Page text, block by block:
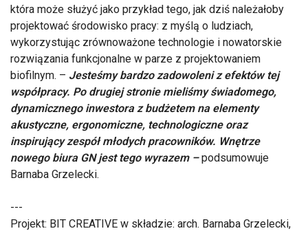
która może służyć jako przykład tego, jak dziś należałoby
projektować środowisko pracy: z myślą o ludziach,
wykorzystując zrównoważone technologie i nowatorskie
rozwiązania funkcjonalne w parze z projektowaniem
biofilnym. – Jesteśmy bardzo zadowoleni z efektów tej
współpracy. Po drugiej stronie mieliśmy świadomego,
dynamicznego inwestora z budżetem na elementy
akustyczne, ergonomiczne, technologiczne oraz
inspirujący zespół młodych pracowników. Wnętrze
nowego biura GN jest tego wyrazem –podsumowuje
Barnaba Grzelecki.
---
Projekt: BIT CREATIVE w składzie: arch. Barnaba Grzelecki,